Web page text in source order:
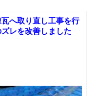
へ取り直し工事を行
レを改善しました